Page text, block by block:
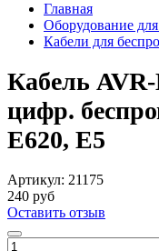
Главная
Оборудование
Кабели для
Кабель
цифр.
E620, E5
Артикул: 21175
240 руб
Оставить отзыв